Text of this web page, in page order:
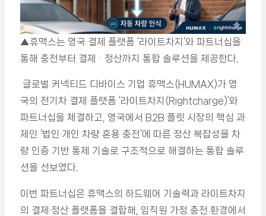
▲휴맥스는 영국 결제 플랫폼 ‘라이트차지’와 파트너십을
통해 충전부터 결제ᆞ정산까지 통합 솔루션을 제공한다.
글로벌 커넥티드 디바이스 기업 휴맥스(HUMAX)가 영
국의 전기차 결제 플랫폼 ‘라이트차지(Rightcharge)’와
파트너십을 체결하고, 영국에서 B2B 플릿 시장의 핵심 과
제인 ‘법인·개인 차량 혼용 충전’에 따른 정산 복잡성을 차
량 인증 기반 통제 기술로 구조적으로 해결하는 통합 솔루
션을 선보였다.
이번 파트너십은 휴맥스의 하드웨어 기술력과 라이트차지
의 결제·정산 플랫폼을 결합해, 임직원 가정 충전 환경에서